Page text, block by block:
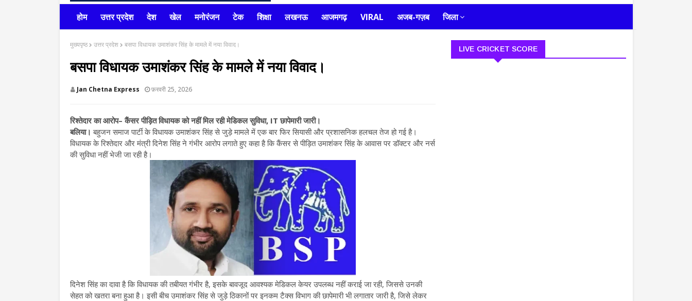
होम उत्तर प्रदेश देश खेल मनोरंजन टेक शिक्षा लखनऊ आजमगढ़ VIRAL अजब-गज़ब जिला
मुख्यपृष्ठ उत्तर प्रदेश बसपा विधायक उमाशंकर सिंह के मामले में नया विवाद।
बसपा विधायक उमाशंकर सिंह के मामले में नया विवाद।
Jan Chetna Express फ़रवरी 25, 2026
रिश्तेदार का आरोप– कैंसर पीड़ित विधायक को नहीं मिल रही मेडिकल सुविधा, IT छापेमारी जारी।
बलिया।बहुजन समाज पार्टी के विधायक उमाशंकर सिंह से जुड़े मामले में एक बार फिर सियासी और प्रशासनिक हलचल तेज हो गई है।
विधायक के रिश्तेदार और मंत्री दिनेश सिंह ने गंभीर आरोप लगाते हुए कहा है कि कैंसर से पीड़ित उमाशंकर सिंह के आवास पर डॉक्टर और नर्स
की सुविधा नहीं भेजी जा रही है।
दिनेश सिंह का दावा है कि विधायक की तबीयत गंभीर है, इसके बावजूद आवश्यक मेडिकल केयर उपलब्ध नहीं कराई जा रही, जिससे उनकी
सेहत को खतरा बना हुआ है। इसी बीच उमाशंकर सिंह से जुड़े ठिकानों पर इनकम टैक्स विभाग की छापेमारी भी लगातार जारी है, जिसे लेकर
LIVE CRICKET SCORE